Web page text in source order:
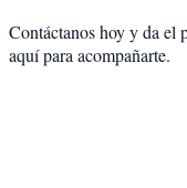
Contáctanos hoy y da el
aquí para acompañarte.